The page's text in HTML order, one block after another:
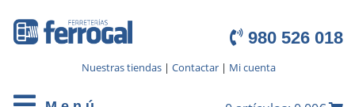
980 526 018
Nuestras tiendas| Contactar| Mi cuenta